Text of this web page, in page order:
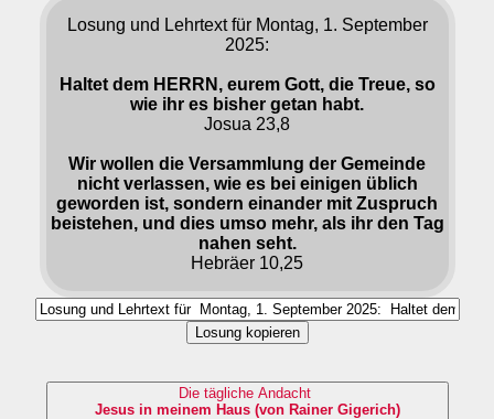
Losung und Lehrtext für Montag, 1. September
2025:
Haltet dem HERRN, eurem Gott, die Treue, so
wie ihr es bisher getan habt.
Josua 23,8
Wir wollen die Versammlung der Gemeinde
nicht verlassen, wie es bei einigen üblich
geworden ist, sondern einander mit Zuspruch
beistehen, und dies umso mehr, als ihr den Tag
nahen seht.
Hebräer 10,25
Losung kopieren
Die tägliche Andacht
Jesus in meinem Haus (von Rainer Gigerich)